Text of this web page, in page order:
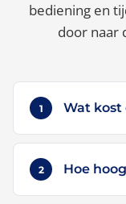
bediening en
door naar
1 Wat kost
Een verhuislift
uur, inclusief
tillen. Elk
2 Hoe